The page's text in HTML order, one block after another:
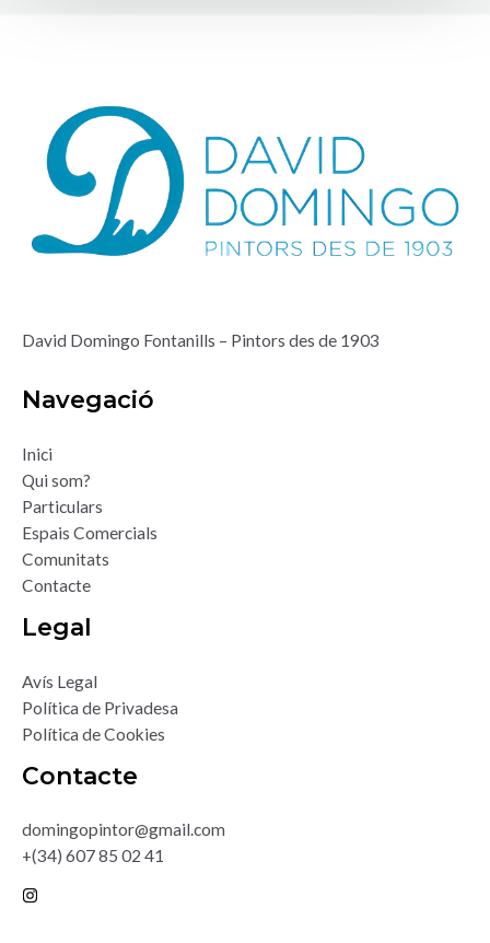
David Domingo Fontanills – Pintors des de 1903
Navegació
Inici
Qui som?
Particulars
Espais Comercials
Comunitats
Contacte
Legal
Avís Legal
Política de Privadesa
Política de Cookies
Contacte
domingopintor@gmail.com
+(34) 607 85 02 41